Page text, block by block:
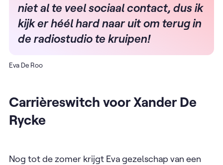
niet al te veel sociaal contact, dus ik
kijk er héél hard naar uit om terug in
de radiostudio te kruipen!
Eva De Roo
Carrièreswitch voor Xander De
Rycke
Nog tot de zomer krijgt Eva gezelschap van een